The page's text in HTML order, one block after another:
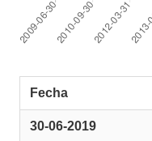
Fecha
30-06-2019